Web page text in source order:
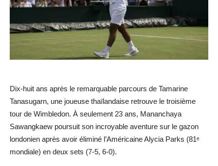
Dix-huit ans après le remarquable parcours de Tamarine
Tanasugarn, une joueuse thaïlandaise retrouve le troisième
tour de Wimbledon. À seulement 23 ans, Mananchaya
Sawangkaew poursuit son incroyable aventure sur le gazon
londonien après avoir éliminé l’Américaine Alycia Parks (81ᵉ
mondiale) en deux sets (7-5, 6-0).